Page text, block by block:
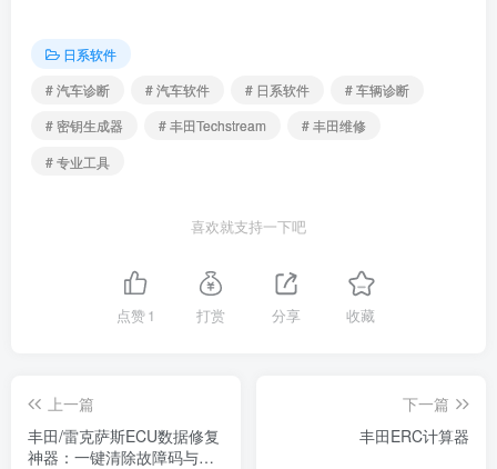
日系软件
# 汽车诊断
# 汽车软件 # 日系软件
# 车辆诊断
# 密钥生成器
# 丰田Techstream
# 丰田维修
# 专业工具
喜欢就支持一下吧
点赞1 打赏 分享 收藏
上一篇
丰田/雷克萨斯ECU数据修复
神器：一键清除故障码与
下一篇
丰田ERC计算器